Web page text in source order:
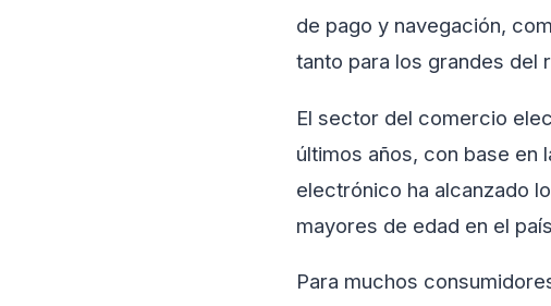
de pago y navegación,
tanto para los grandes del
El sector del comercio
últimos años, con base en
electrónico ha alcanzado
mayores de edad en el
Para muchos